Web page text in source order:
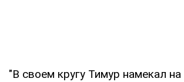
"В своем кругу Тимур намекал на